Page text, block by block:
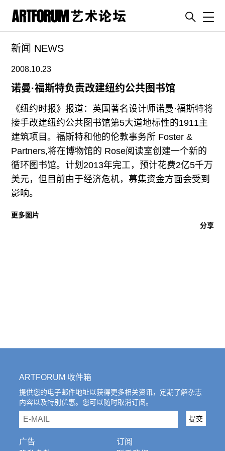
artguide
新闻
展评
杂志
专栏
视频
ENGLISH
ART & EDUCATION
广告
订阅
新闻 NEWS
2008.10.23
诺曼·福斯特负责改建纽约公共图书馆
《纽约时报》报道：英国著名设计师诺曼·福斯特将
接手改建纽约公共图书馆第5大道地标性的1911主
建筑项目。福斯特和他的伦敦事务所 Foster &
Partners,将在博物馆的 Rose阅读室创建一个新的
循环图书馆。计划2013年完工，预计花费2亿5千万
美元，但目前由于经济危机，募集资金方面会受到
影响。
更多图片
分享
ARTFORUM 收件箱
提供您的电子邮件地址以获得更多相关资讯，定期了解杂志
内容以及特别优惠。您可以随时取消订阅。
email 提交
广告
订阅